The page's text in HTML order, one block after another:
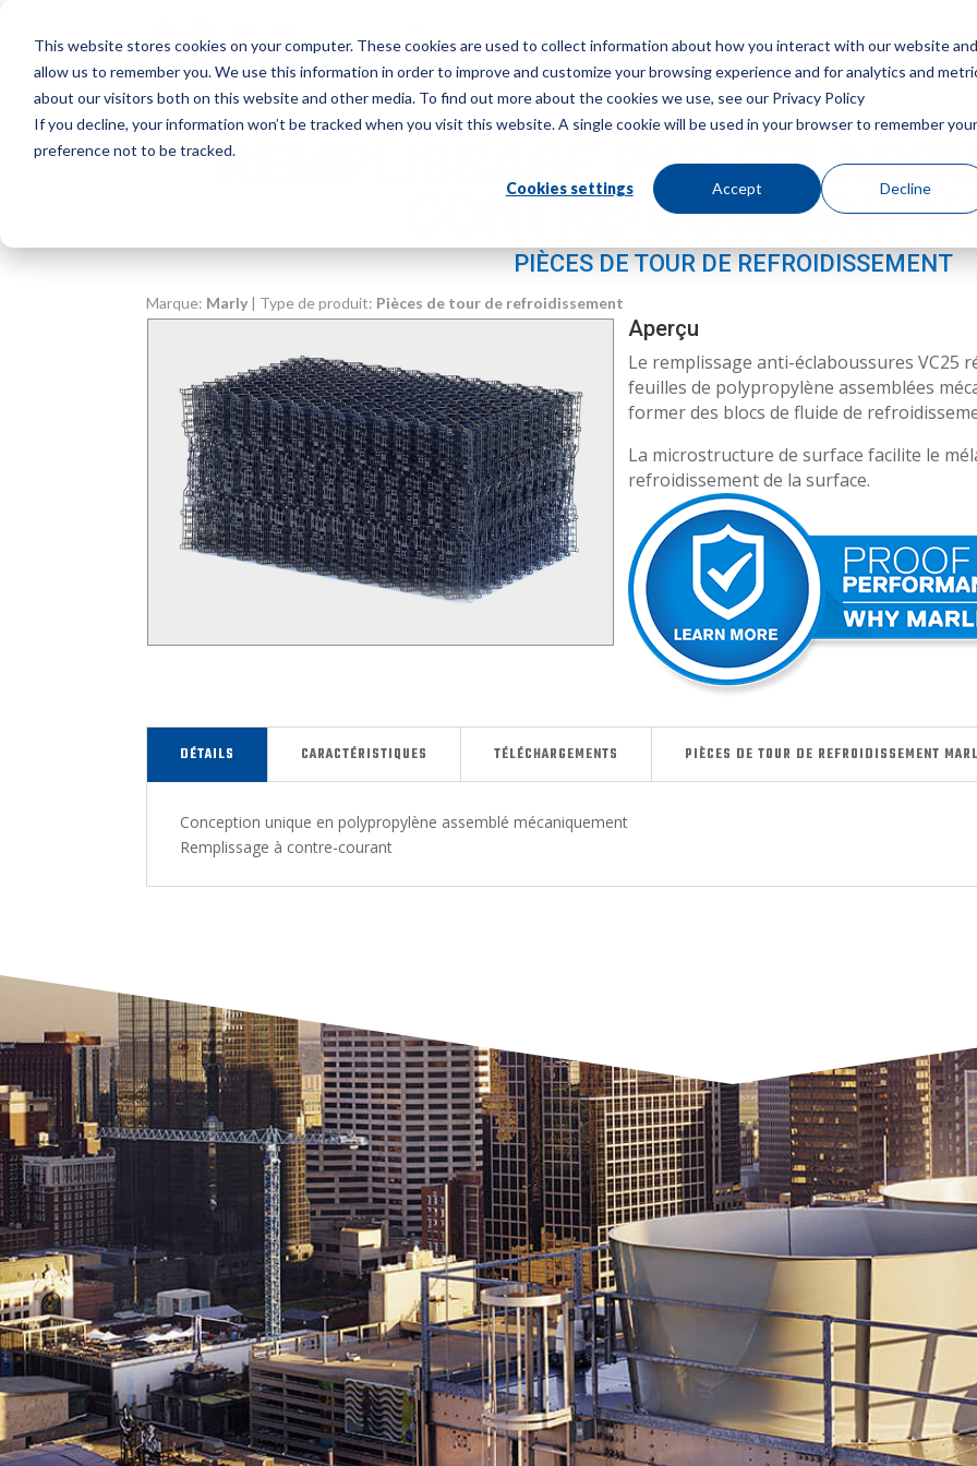
This website stores cookies on your computer. These cookies are used to collect information about how you interact with our website and
allow us to remember you. We use this information in order to improve and customize your browsing experience and for analytics and
about our visitors both on this website and other media. To find out more about the cookies we use, see our Privacy Policy
If you decline, your information won’t be tracked when you visit this website. A single cookie will be used in your browser to remember your
preference not to be tracked.
Cookies settings Accept Decline
Menu
REMPLISSAGE PAR
CONTRE-COURANT
PIÈCES DE TOUR DE REFROIDISSEMENT
Marque: Marly | Type de produit: Pièces de tour de refroidissement
Aperçu
Le remplissage anti-éclaboussures VC25
feuilles de polypropylène assemblées
former des blocs de fluide de
La microstructure de surface facilite le
refroidissement de la surface.
DÉTAILS CARACTÉRISTIQUES TÉLÉCHARGEMENTS PIÈCES DE TOUR DE REFROIDISSEMENT
Conception unique en polypropylène assemblé mécaniquement
Remplissage à contre-courant